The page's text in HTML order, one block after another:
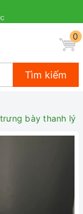
0
Tìm kiếm
bày thanh lý